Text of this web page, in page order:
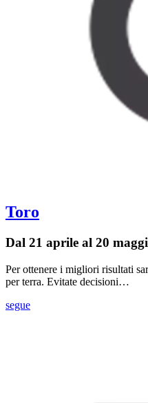
Toro
Dal 21 aprile al 20
Per ottenere i migliori risultati
per terra. Evitate decisioni…
segue